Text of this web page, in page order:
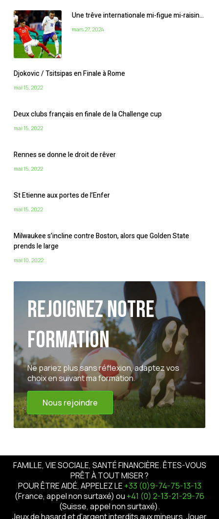
Une trêve internationale mi-figue mi-raisin…
mars 27, 2024
Djokovic / Tsitsipas en Finale à Rome
mai 15, 2022
Deux clubs français en finale de la Challenge cup
mai 15, 2022
Rennes se donne le droit de rêver
mai 15, 2022
St Etienne aux portes de l’Enfer
mai 15, 2022
Milwaukee s’incline contre Boston, alors que Golden State
prends le large
mai 10, 2022
Rejoignez notre
formation
Ne pariez plus sans réflexion, adaptez vos
choix en suivant ma formation.
Nous rejoindre
FAMILLE, VIE SOCIALE, SANTÉ FINANCIÈRE. ÊTES-VOUS
PRÊT À TOUT MISER ?
POUR ÊTRE AIDÉ, APPELEZ LE +33 (0)9-74-75-13-13
(France, appel non surtaxé) ou +41 (0) 2-13-21-29-76
(Suisse, appel non surtaxé).
Jeux de hasard et d’argent interdits aux mineurs. Jouer